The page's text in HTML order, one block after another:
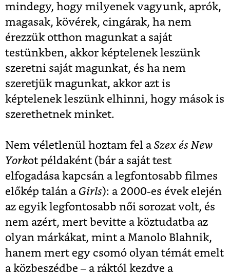
mindegy, hogy milyenek vagyunk, aprók,
magasak, kövérek, cingárak, ha nem
érezzük otthon magunkat a saját
testünkben, akkor képtelenek leszünk
szeretni saját magunkat, és ha nem
szeretjük magunkat, akkor azt is
képtelenek leszünk elhinni, hogy mások is
szerethetnek minket.
Nem véletlenül hoztam fel aSzex és New
Yorkot példaként (bár a saját test
elfogadása kapcsán a legfontosabb filmes
előkép talán a Girls): a 2000-es évek elején
az egyik legfontosabb női sorozat volt, és
nem azért, mert bevitte a köztudatba az
olyan márkákat, mint a Manolo Blahnik,
hanem mert egy csomó olyan témát emelt
a közbeszédbe – a ráktól kezdve a